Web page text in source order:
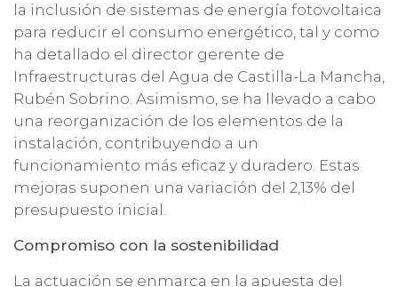
la inclusión de sistemas de energía fotovoltaica
para reducir el consumo energético, tal y como
ha detallado el director gerente de
Infraestructuras del Agua de Castilla-La Mancha,
Rubén Sobrino. Asimismo, se ha llevado a cabo
una reorganización de los elementos de la
instalación, contribuyendo a un
funcionamiento más eficaz y duradero. Estas
mejoras suponen una variación del 2,13% del
presupuesto inicial.
Compromiso con la sostenibilidad
La actuación se enmarca en la apuesta del